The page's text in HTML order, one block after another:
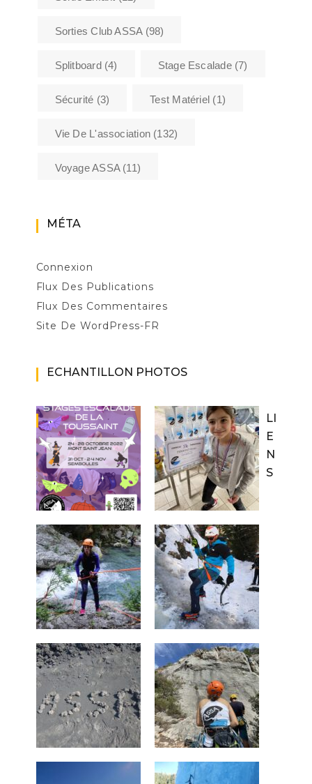
Sorties Club ASSA(98)
Splitboard(4) Stage Escalade(7)
Sécurité (3) Test Matériel (1)
Vie De L'association (132)
Voyage ASSA(11)
MÉTA
Connexion
Flux Des Publications
Flux Des Commentaires
Site De WordPress-FR
ECHANTILLON PHOTOS
LI
E
N
S